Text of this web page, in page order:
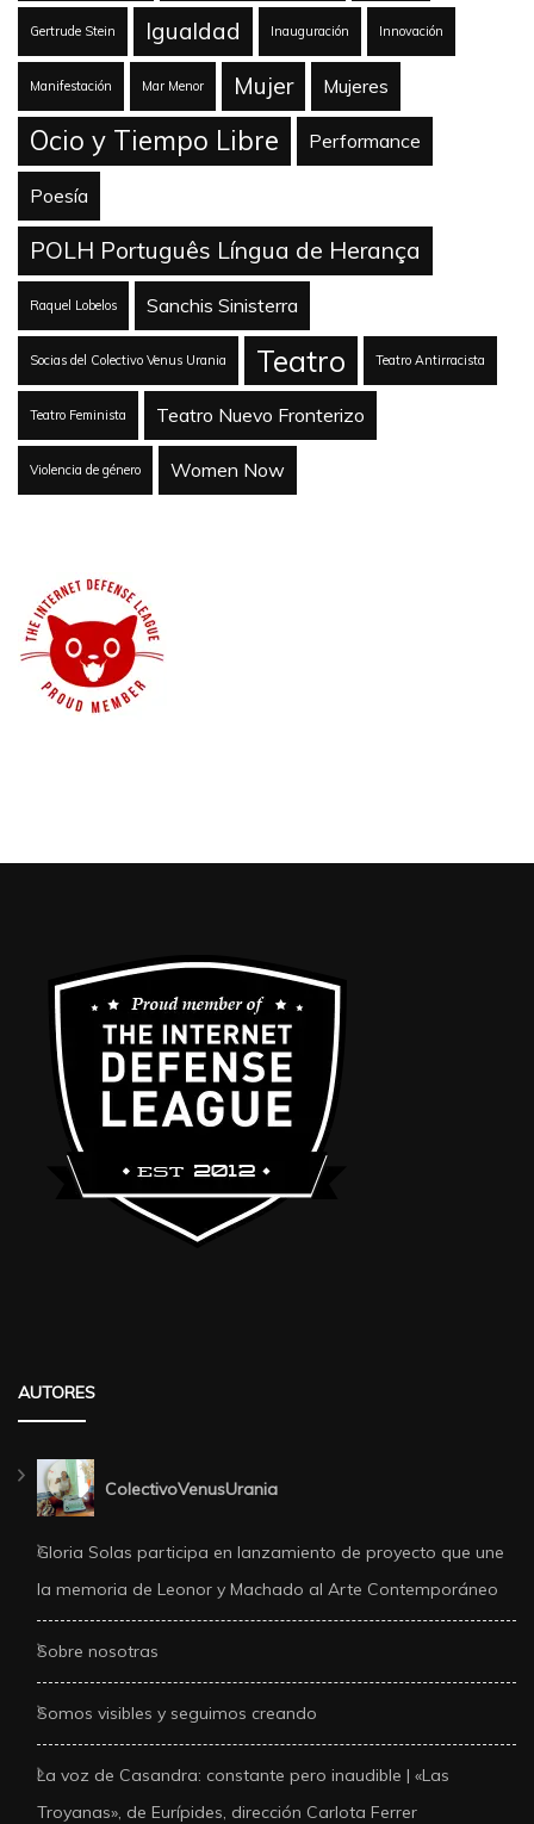
Gertrude Stein Igualdad Inauguración Innovación
Manifestación Mar Menor Mujer Mujeres
Ocio y Tiempo Libre Performance
Poesía
POLH Português Língua de Herança
Raquel Lobelos Sanchis Sinisterra
Socias del Colectivo Venus Urania Teatro Teatro Antirracista
Teatro Feminista Teatro Nuevo Fronterizo
Violencia de género Women Now
AUTORES
ColectivoVenusUrania
Gloria Solas participa en lanzamiento de proyecto que une
la memoria de Leonor y Machado al Arte Contemporáneo
Sobre nosotras
Somos visibles y seguimos creando
La voz de Casandra: constante pero inaudible | «Las
Troyanas», de Eurípides, dirección Carlota Ferrer